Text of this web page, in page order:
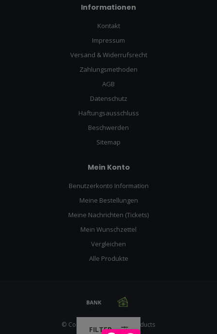
Informationen
Kontakt
Impressum
Versand & Widerrufsrecht
Zahlungsmethoden
AGB
Datenschutz
Haftungsausschluss
Beschwerden
Sitemap
Mein Konto
Benutzerkonto Information
Meine Bestellungen
Meine Nachrichten (Tickets)
Mein Wunschzettel
Vergleichen
Alle Produkte
© Copyright 2026 Racing Products
FILTER